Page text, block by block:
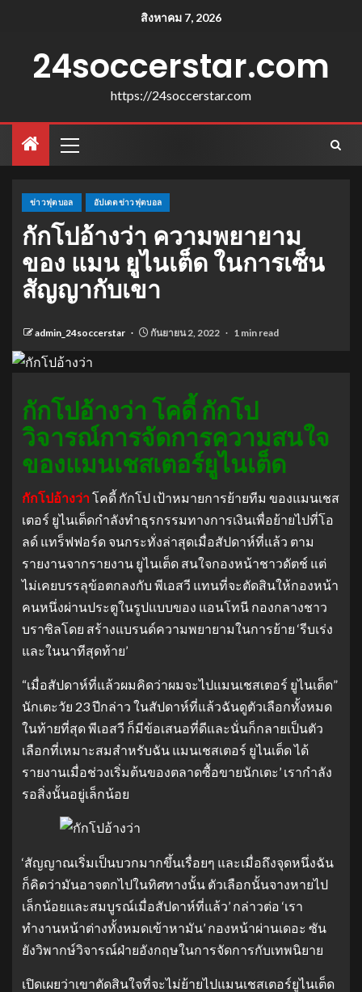
สิงหาคม 7, 2026
24soccerstar.com
https://24soccerstar.com
ข่าวฟุตบอล อัปเดตข่าวฟุตบอล
กักโปอ้างว่า ความพยายาม
ของ แมน ยูไนเต็ด ในการเซ็น
สัญญากับเขา
admin_24soccerstar กันยายน 2, 2022 1 min read
กักโปอ้างว่า โคดี้ กักโป
วิจารณ์การจัดการความสนใจ
ของแมนเชสเตอร์ยูไนเต็ด
กักโปอ้างว่าโคดี้ กักโป เป้าหมายการย้ายทีม ของแมนเชส
เตอร์ ยูไนเต็ดกำลังทำธุรกรรมทางการเงินเพื่อย้ายไปที่โอ
ลด์ แทร็ฟฟอร์ด จนกระทั่งล่าสุดเมื่อสัปดาห์ที่แล้ว ตาม
รายงานจากรายงาน ยูไนเต็ด สนใจกองหน้าชาวดัตช์ แต่
ไม่เคยบรรลุข้อตกลงกับ พีเอสวี แทนที่จะตัดสินให้กองหน้า
คนหนึ่งผ่านประตูในรูปแบบของ แอนโทนี กองกลางชาว
บราซิลโดย สร้างแบรนด์ความพยายามในการย้าย ‘รีบเร่ง
และในนาทีสุดท้าย’
“เมื่อสัปดาห์ที่แล้วผมคิดว่าผมจะไปแมนเชสเตอร์ ยูไนเต็ด”
นักเตะวัย 23 ปีกล่าว ในสัปดาห์ที่แล้วฉันดูตัวเลือกทั้งหมด
ในท้ายที่สุด พีเอสวี ก็มีข้อเสนอที่ดีและนั่นก็กลายเป็นตัว
เลือกที่เหมาะสมสำหรับฉัน แมนเชสเตอร์ ยูไนเต็ด ได้
รายงานเมื่อช่วงเริ่มต้นของตลาดซื้อขายนักเตะ’ เรากำลัง
รอสิ่งนั้นอยู่เล็กน้อย
‘สัญญาณเริ่มเป็นบวกมากขึ้นเรื่อยๆ และเมื่อถึงจุดหนึ่งฉัน
ก็คิดว่ามันอาจตกไปในทิศทางนั้น ตัวเลือกนั้นจางหายไป
เล็กน้อยและสมบูรณ์เมื่อสัปดาห์ที่แล้ว’ กล่าวต่อ ‘เรา
ทำงานหน้าต่างทั้งหมดเข้าหามัน’ กองหน้าผ่านเดอะ ซัน
ยังวิพากษ์วิจารณ์ฝ่ายอังกฤษในการจัดการกับเทพนิยาย
เปิดเผยว่าเขาตัดสินใจที่จะไม่ย้ายไปแมนเชสเตอร์ยูไนเต็ด